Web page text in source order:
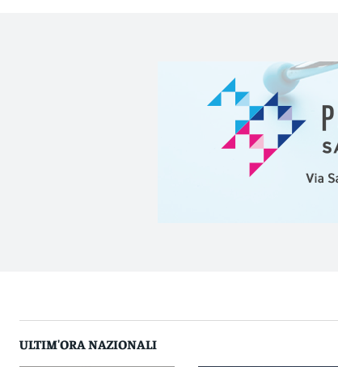
ULTIM'ORA NAZIONALI